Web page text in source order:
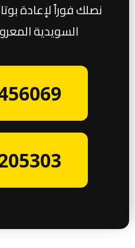
نصلك فوراً لإعادة
السويدية